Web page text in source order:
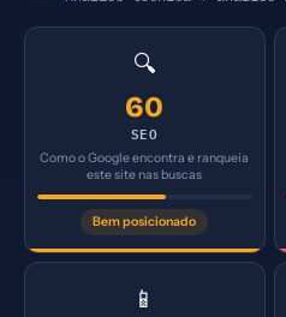
🔍
60
SEO
Como o Google encontra e ranqueia
este site nas buscas
Bem posicionado
📱